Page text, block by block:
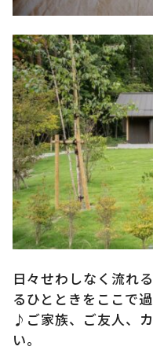
日々せわしなく流れ
るひとときをここで
♪ご家族、ご友人、
い。